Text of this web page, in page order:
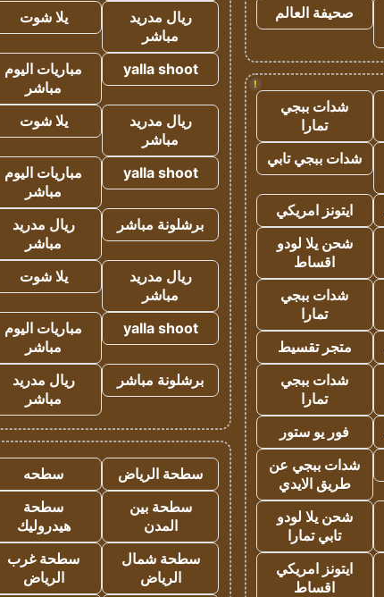
صحيفة العالم
!
شدات ببجي
تمارا
شدات ببجي تابي
ايتونز امريكي
شحن يلا لودو
اقساط
شدات ببجي
تمارا
متجر تقسيط
شدات ببجي
تمارا
فور يو ستور
شدات ببجي عن
طريق الايدي
شحن يلا لودو
تابي تمارا
ايتونز امريكي
اقساط
ريال مدريد
مباشر
يلا شوت
yalla shoot
مباريات اليوم
مباشر
ريال مدريد
مباشر
يلا شوت
yalla shoot
مباريات اليوم
مباشر
برشلونة مباشر
ريال مدريد
مباشر
ريال مدريد
مباشر
يلا شوت
yalla shoot
مباريات اليوم
مباشر
برشلونة مباشر
ريال مدريد
مباشر
سطحة الرياض
سطحه
سطحة بين
المدن
سطحة
هيدروليك
سطحة شمال
الرياض
سطحة غرب
الرياض